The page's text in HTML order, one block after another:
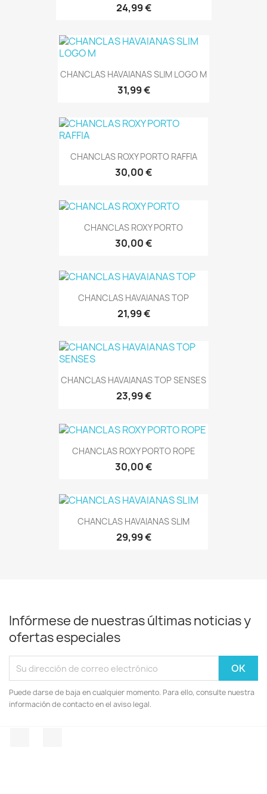
24,99 €
CHANCLAS HAVAIANAS SLIM LOGO M
31,99 €
CHANCLAS ROXY PORTO RAFFIA
30,00 €
CHANCLAS ROXY PORTO
30,00 €
CHANCLAS HAVAIANAS TOP
21,99 €
CHANCLAS HAVAIANAS TOP SENSES
23,99 €
CHANCLAS ROXY PORTO ROPE
30,00 €
CHANCLAS HAVAIANAS SLIM
29,99 €
Infórmese de nuestras últimas noticias y
ofertas especiales
Puede darse de baja en cualquier momento. Para ello, consulte nuestra
información de contacto en el aviso legal.